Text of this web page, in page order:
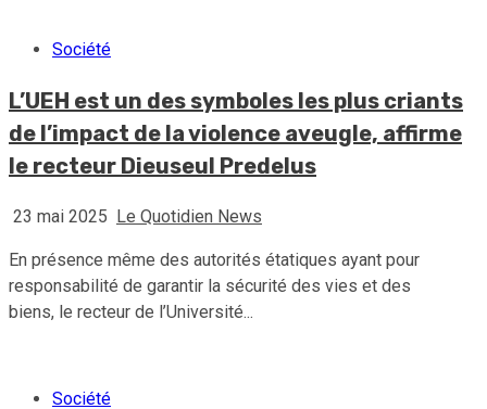
Société
L’UEH est un des symboles les plus criants
de l’impact de la violence aveugle, affirme
le recteur Dieuseul Predelus
23 mai 2025 Le Quotidien News
En présence même des autorités étatiques ayant pour
responsabilité de garantir la sécurité des vies et des
biens, le recteur de l’Université...
Société